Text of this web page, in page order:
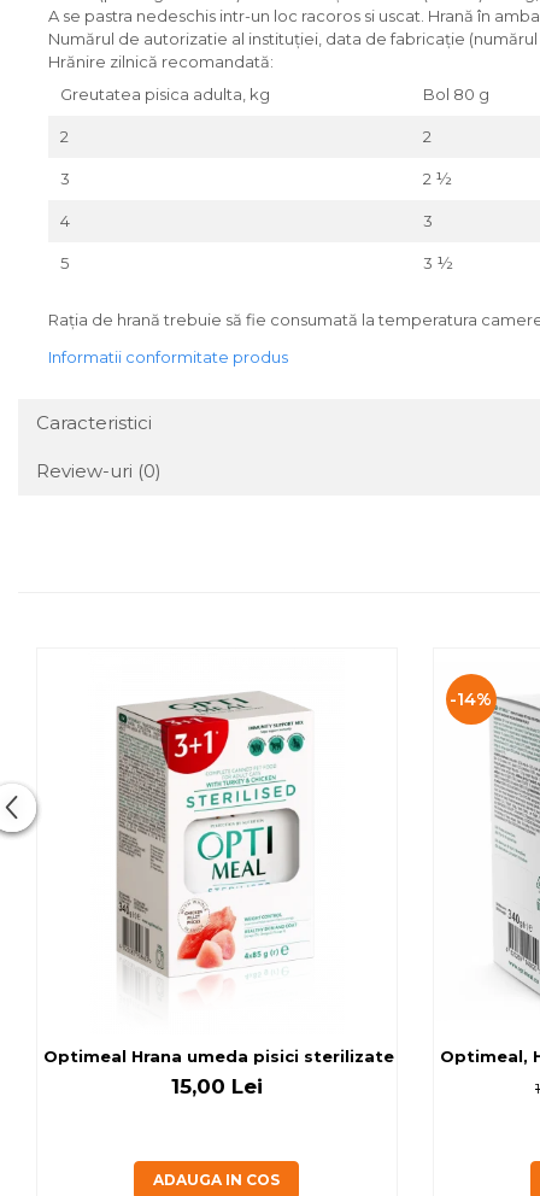
A se pastra nedeschis intr-un loc racoros si uscat. Hrană în
Numărul de autorizatie al instituției, data de fabricație
Hrănire zilnică recomandată:
Greutatea pisica adulta, kg
Bol 80 g
2 2
3 2 ½
4 3
5 3 ½
Rația de hrană trebuie să fie consumată la temperatura
Informatii conformitate produs
Caracteristici
Review-uri (0)
Optimeal Hrana umeda
15,00 Lei
ADAUGA IN COS
-14%
Optimeal,